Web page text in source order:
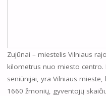
Zujūnai – miestelis Vilniaus
kilometrus nuo miesto
seniūnijai, yra Vilniaus
1660 žmonių, gyventojų